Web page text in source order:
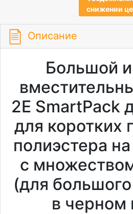
снижении
Описание
Большой
2E SmartPack
для коротких
полиэстера
с
(для
в черном